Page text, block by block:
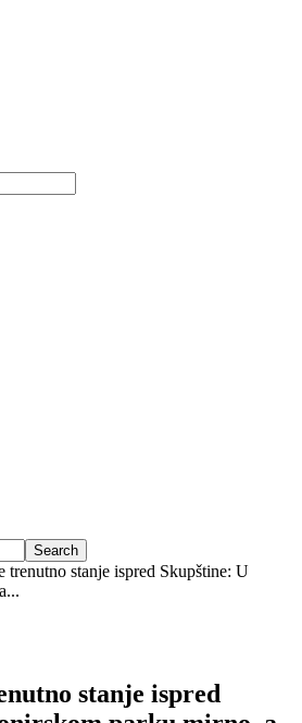
trenutno stanje ispred Skupštine: U
stanje ispred